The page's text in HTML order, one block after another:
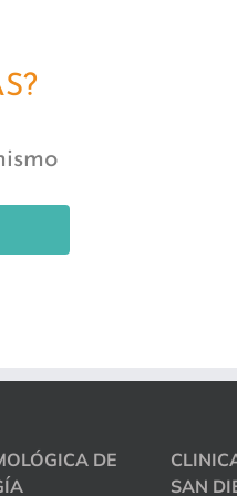
DE
SAN